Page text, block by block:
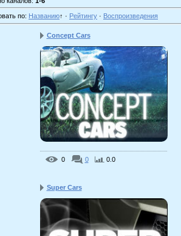
по: Названию↑ · Рейтингу · Воспроизведения
Concept Cars
0 0 0.0
Super Cars